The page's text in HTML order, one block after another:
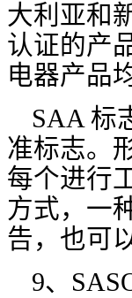
大利亚和
认证的产
电器产品
SAA 标
准标志。
每个进行
方式，一
告，也可
9、